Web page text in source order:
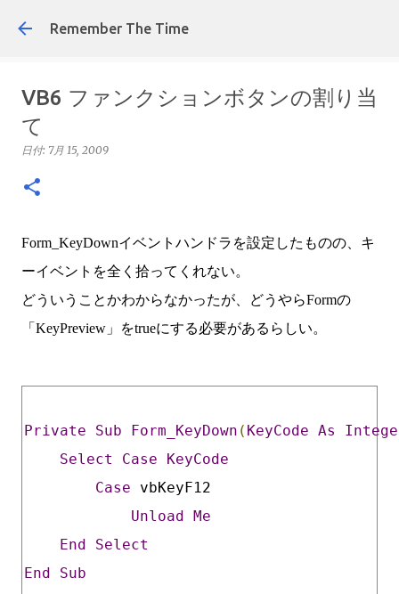
スキップしてメイン コンテンツに
Remember The Time
VB6 ファンクションボタンの割り当
て
日付: 7月 15, 2009
Form_KeyDownイベントハンドラを設定したものの、キ
ーイベントを全く拾ってくれない。
どういうことかわからなかったが、どうやらFormの
「KeyPreview」をtrueにする必要があるらしい。
Private Sub Form_KeyDown ( KeyCode As
Select
Case
KeyCode
Case vbKeyF12
Unload Me
End
Select
End
Sub